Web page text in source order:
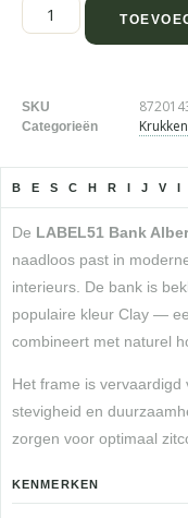
SKU
Categorieën Krukken
De LABEL51 Bank
naadloos past in
interieurs. De bank is
populaire kleur Clay —
combineert met naturel
Het frame is
stevigheid en
zorgen voor optimaal
KENMERKEN